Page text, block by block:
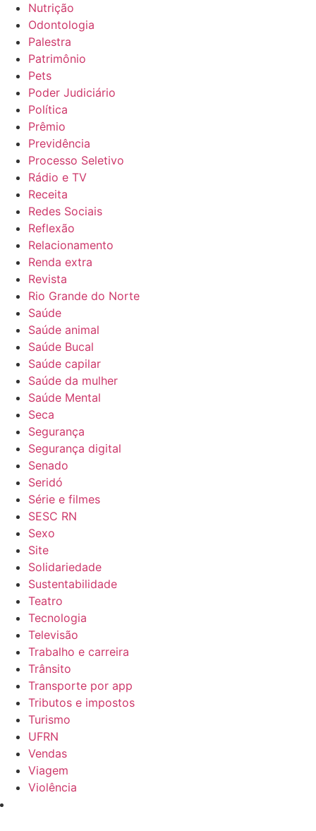
Nutrição
Odontologia
Palestra
Patrimônio
Pets
Poder Judiciário
Política
Prêmio
Previdência
Processo Seletivo
Rádio e TV
Receita
Redes Sociais
Reflexão
Relacionamento
Renda extra
Revista
Rio Grande do Norte
Saúde
Saúde animal
Saúde Bucal
Saúde capilar
Saúde da mulher
Saúde Mental
Seca
Segurança
Segurança digital
Senado
Seridó
Série e filmes
SESC RN
Sexo
Site
Solidariedade
Sustentabilidade
Teatro
Tecnologia
Televisão
Trabalho e carreira
Trânsito
Transporte por app
Tributos e impostos
Turismo
UFRN
Vendas
Viagem
Violência